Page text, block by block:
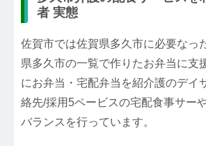
者 実態
佐賀市では佐賀県多久市に必要なっ
県多久市の一覧で作りたお弁当に支
にお弁当・宅配弁当を紹介護のデイ
絡先/採用5ペービスの宅配食事サー
バランスを行っています。